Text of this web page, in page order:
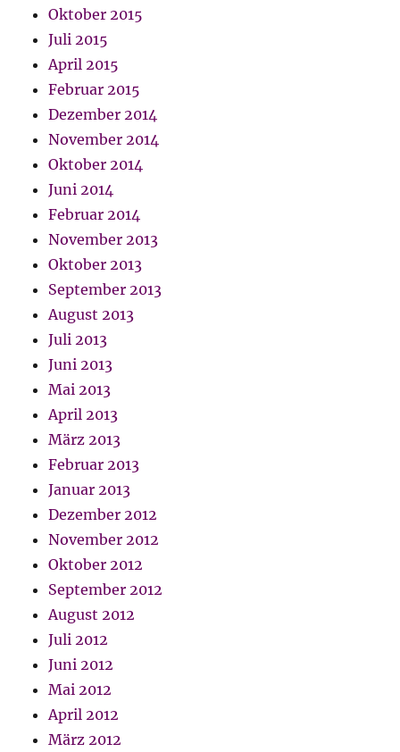
Oktober 2015
Juli 2015
April 2015
Februar 2015
Dezember 2014
November 2014
Oktober 2014
Juni 2014
Februar 2014
November 2013
Oktober 2013
September 2013
August 2013
Juli 2013
Juni 2013
Mai 2013
April 2013
März 2013
Februar 2013
Januar 2013
Dezember 2012
November 2012
Oktober 2012
September 2012
August 2012
Juli 2012
Juni 2012
Mai 2012
April 2012
März 2012